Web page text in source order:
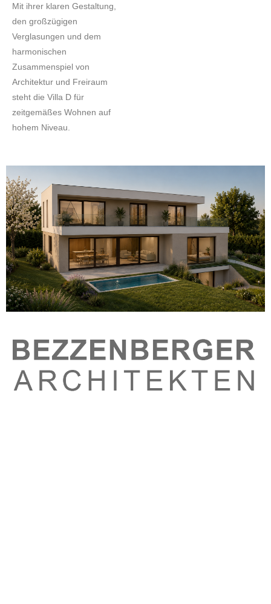
Mit ihrer klaren Gestaltung,
den großzügigen
Verglasungen und dem
harmonischen
Zusammenspiel von
Architektur und Freiraum
steht die Villa D für
zeitgemäßes Wohnen auf
hohem Niveau.